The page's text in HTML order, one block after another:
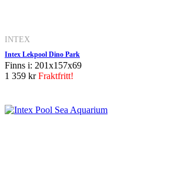
INTEX
Intex Lekpool Dino Park
Finns i: 201x157x69
1 359 krFraktfritt!